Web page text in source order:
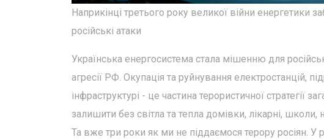
Наприкінці третього року великої війни енергетики
російські атаки
Українська енергосистема стала мішенню для
агресії РФ. Окупація та руйнування електростанцій,
інфраструктурі - це частина терористичної стратегії
залишити без світла та тепла домівки, лікарні,
Та вже три роки як ми не піддаємося терору росіян.